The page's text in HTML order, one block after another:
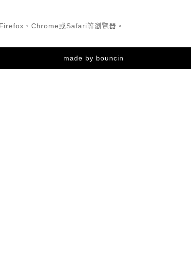
、Chrome或Safari等瀏覽器。
made by bouncin